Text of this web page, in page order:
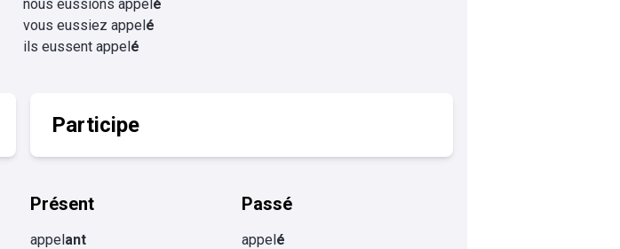
nous eussions appelé
vous eussiez appelé
ils eussent appelé
Participe
Présent
appelant
Passé
appelé